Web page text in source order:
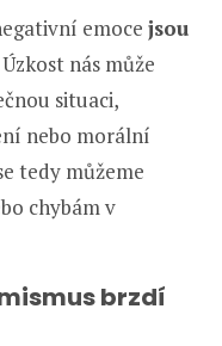
emoce jsou
Úzkost nás může
situaci,
nebo morální
tedy můžeme
chybám v
brzdí